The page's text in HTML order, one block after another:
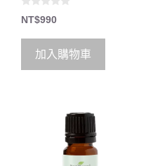
0
o
t
5
NT$990
加入購物車